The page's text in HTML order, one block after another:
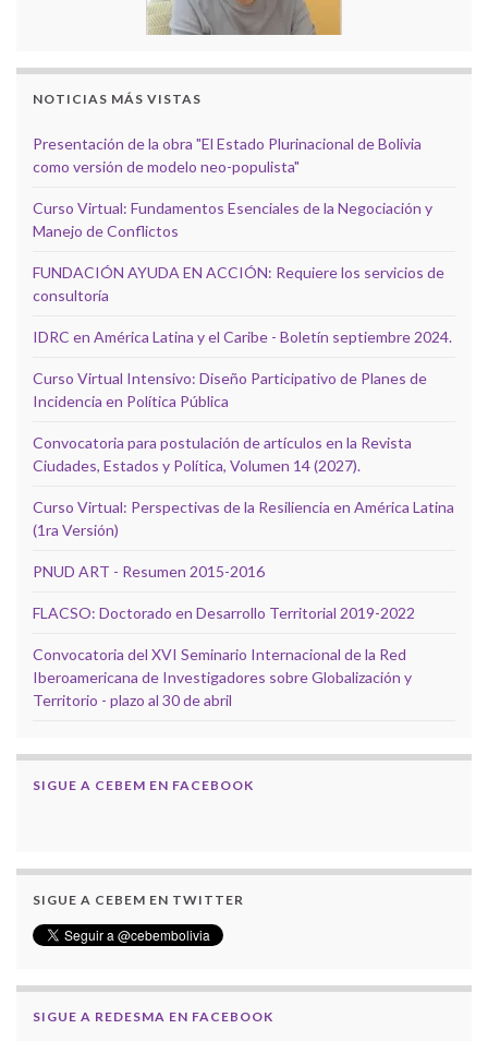
NOTICIAS MÁS VISTAS
Presentación de la obra "El Estado Plurinacional de Bolivia
como versión de modelo neo-populista"
Curso Virtual: Fundamentos Esenciales de la Negociación y
Manejo de Conflictos
FUNDACIÓN AYUDA EN ACCIÓN: Requiere los servicios de
consultoría
IDRC en América Latina y el Caribe - Boletín septiembre 2024.
Curso Virtual Intensivo: Diseño Participativo de Planes de
Incidencia en Política Pública
Convocatoria para postulación de artículos en la Revista
Ciudades, Estados y Política, Volumen 14 (2027).
Curso Virtual: Perspectivas de la Resiliencia en América Latina
(1ra Versión)
PNUD ART - Resumen 2015-2016
FLACSO: Doctorado en Desarrollo Territorial 2019-2022
Convocatoria del XVI Seminario Internacional de la Red
Iberoamericana de Investigadores sobre Globalización y
Territorio - plazo al 30 de abril
SIGUE A CEBEM EN FACEBOOK
SIGUE A CEBEM EN TWITTER
SIGUE A REDESMA EN FACEBOOK